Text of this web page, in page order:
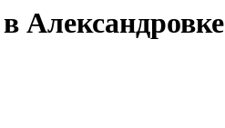
Александровке